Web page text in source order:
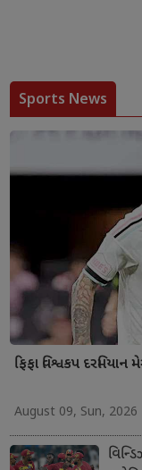
Sports News
ફિફા વિશ્વકપ
August 09, Sun, 2026